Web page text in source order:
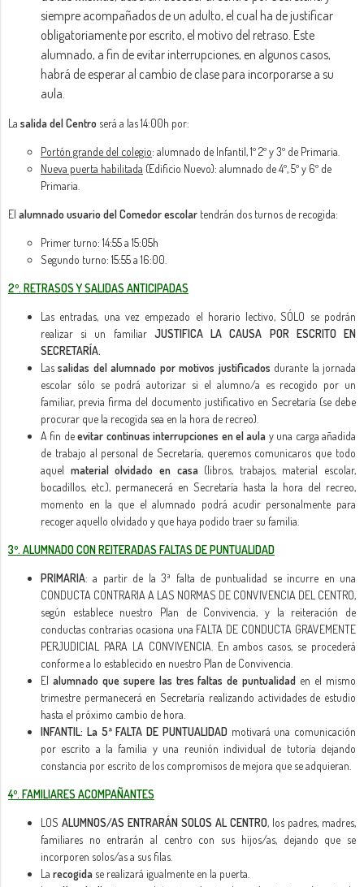
siempre acompañados de un adulto, el cual ha de justificar
obligatoriamente por escrito, el motivo del retraso. Este
alumnado, a fin de evitar interrupciones, en algunos casos,
habrá de esperar al cambio de clase para incorporarse a su
aula.
La salida del Centro será a las 14:00h por:
Portón grande del colegio: alumnado de Infantil, 1º 2º y 3º de Primaria.
Nueva puerta habilitada (Edificio Nuevo): alumnado de 4º, 5º y 6º de
Primaria.
El alumnado usuario del Comedor escolar tendrán dos turnos de recogida:
Primer turno: 14:55 a 15:05h
Segundo turno: 15:55 a 16:00.
2º. RETRASOS Y SALIDAS ANTICIPADAS
Las entradas, una vez empezado el horario lectivo, SÓLO se podrán
realizar si un familiar JUSTIFICA LA CAUSA POR ESCRITO EN
SECRETARÍA.
Lassalidas del alumnado por motivos justificados durante la jornada
escolar sólo se podrá autorizar si el alumno/a es recogido por un
familiar, previa firma del documento justificativo en Secretaría (se debe
procurar que la recogida sea en la hora de recreo).
A fin deevitar continuas interrupciones en el aula y una carga añadida
de trabajo al personal de Secretaría, queremos comunicaros que todo
aquel material olvidado en casa (libros, trabajos, material escolar,
bocadillos, etc.), permanecerá en Secretaría hasta la hora del recreo,
momento en la que el alumnado podrá acudir personalmente para
recoger aquello olvidado y que haya podido traer su familia.
3º. ALUMNADO CON REITERADAS FALTAS DE PUNTUALIDAD
PRIMARIA: a partir de la 3ª falta de puntualidad se incurre en una
CONDUCTA CONTRARIA A LAS NORMAS DE CONVIVENCIA DEL CENTRO,
según establece nuestro Plan de Convivencia, y la reiteración de
conductas contrarias ocasiona una FALTA DE CONDUCTA GRAVEMENTE
PERJUDICIAL PARA LA CONVIVENCIA. En ambos casos, se procederá
conforme a lo establecido en nuestro Plan de Convivencia.
El alumnado que supere las tres faltas de puntualidad en el mismo
trimestre permanecerá en Secretaría realizando actividades de estudio
hasta el próximo cambio de hora.
INFANTIL: La 5ª FALTA DE PUNTUALIDADmotivará una comunicación
por escrito a la familia y una reunión individual de tutoría dejando
constancia por escrito de los compromisos de mejora que se adquieran.
4º. FAMILIARES ACOMPAÑANTES
LOS ALUMNOS/AS ENTRARÁN SOLOS AL CENTRO, los padres, madres,
familiares no entrarán al centro con sus hijos/as, dejando que se
incorporen solos/as a sus filas.
La recogida se realizará igualmente en la puerta.